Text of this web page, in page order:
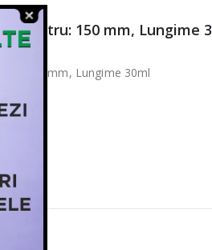
150 mm, Lungime
150mm, Lungime 30ml